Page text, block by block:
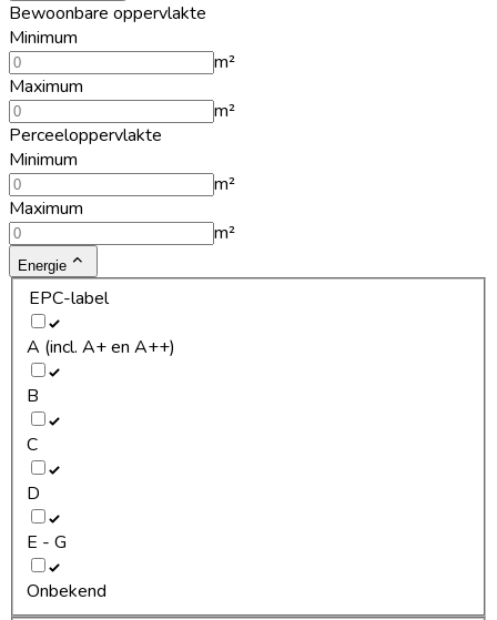
Bewoonbare oppervlakte
Minimum
m²
Maximum
m²
Perceeloppervlakte
Minimum
m²
Maximum
m²
Energie
EPC-label
A (incl. A+ en A++)
B
C
D
E - G
Onbekend